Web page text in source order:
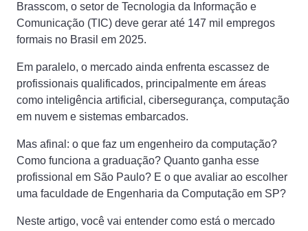
Brasscom, o setor de Tecnologia da Informação e
Comunicação (TIC) deve gerar até 147 mil empregos
formais no Brasil em 2025.
Em paralelo, o mercado ainda enfrenta escassez de
profissionais qualificados, principalmente em áreas
como inteligência artificial, cibersegurança, computação
em nuvem e sistemas embarcados.
Mas afinal: o que faz um engenheiro da computação?
Como funciona a graduação? Quanto ganha esse
profissional em São Paulo? E o que avaliar ao escolher
uma faculdade de Engenharia da Computação em SP?
Neste artigo, você vai entender como está o mercado